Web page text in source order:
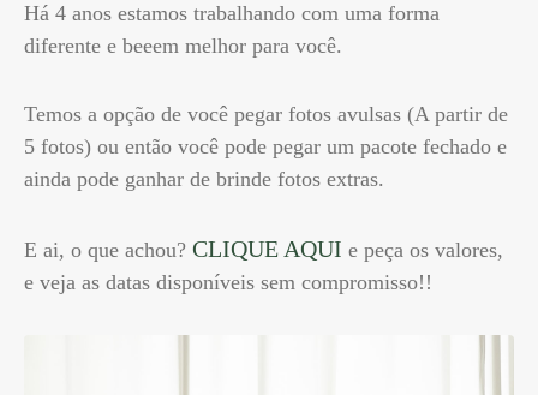
Há 4 anos estamos trabalhando com uma forma
diferente e beeem melhor para você.
Temos a opção de você pegar fotos avulsas (A partir de
5 fotos) ou então você pode pegar um pacote fechado e
ainda pode ganhar de brinde fotos extras.
E ai, o que achou? CLIQUE AQUI e peça os valores,
e veja as datas disponíveis sem compromisso!!